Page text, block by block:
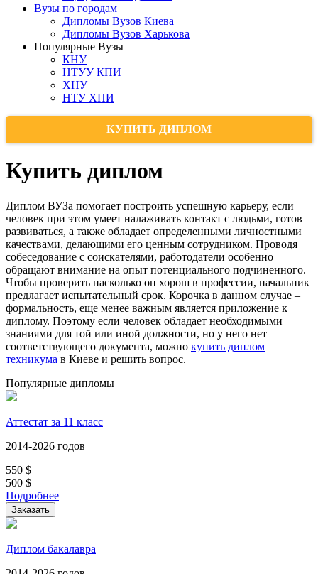
Вузы по городам
Дипломы Вузов Киева
Дипломы Вузов Харькова
Популярные Вузы
КНУ
НТУУ КПИ
ХНУ
НТУ ХПИ
КУПИТЬ ДИПЛОМ
Купить диплом
Диплом ВУЗа помогает построить успешную карьеру, если
человек при этом умеет налаживать контакт с людьми, готов
развиваться, а также обладает определенными личностными
качествами, делающими его ценным сотрудником. Проводя
собеседование с соискателями, работодатели особенно
обращают внимание на опыт потенциального подчиненного.
Чтобы проверить насколько он хорош в профессии, начальник
предлагает испытательный срок. Корочка в данном случае –
формальность, еще менее важным является приложение к
диплому. Поэтому если человек обладает необходимыми
знаниями для той или иной должности, но у него нет
соответствующего документа, можно купить диплом
техникума в Киеве и решить вопрос.
Популярные дипломы
Аттестат за 11 класс
2014-2026 годов
550 $
500 $
Подробнее
Заказать
Диплом бакалавра